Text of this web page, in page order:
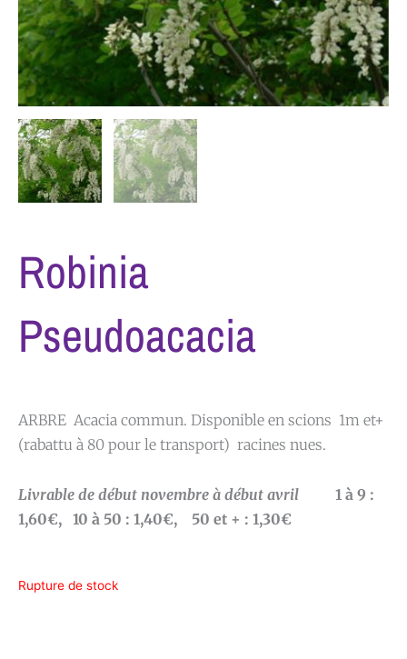
Robinia
Pseudoacacia
ARBRE Acacia commun. Disponible en scions 1m et+
(rabattu à 80 pour le transport) racines nues.
Livrable de début novembre à début avril 1 à 9 :
1,60€, 10 à 50 : 1,40€, 50 et + : 1,30€
Rupture de stock